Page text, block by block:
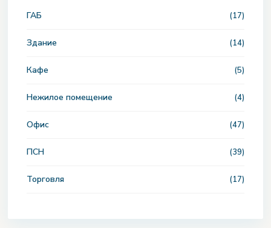
ГАБ (17)
Здание (14)
Кафе (5)
Нежилое помещение (4)
Офис (47)
ПСН (39)
Торговля (17)